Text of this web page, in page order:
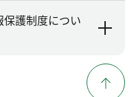
護制度につい